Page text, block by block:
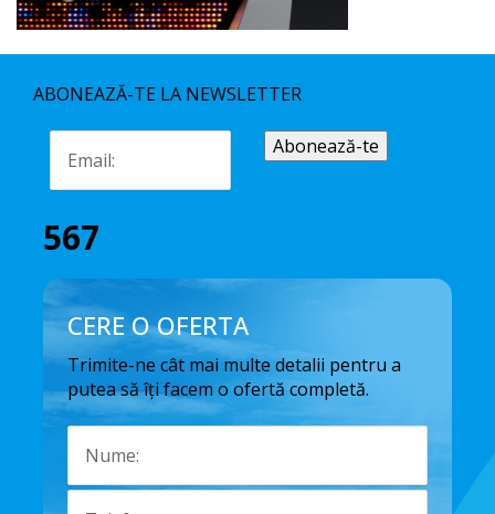
ABONEAZĂ-TE LA NEWSLETTER
567
CERE O OFERTA
Trimite-ne cât mai multe detalii pentru a
putea să îți facem o ofertă completă.